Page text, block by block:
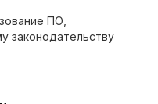
ПО,
законодательству